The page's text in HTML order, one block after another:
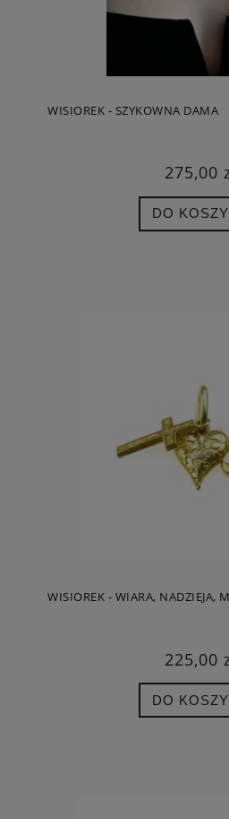
WISIOREK - SZYKOWNA DAMA
275,00
DO
WISIOREK - WIARA, NADZIEJA,
225,00
DO